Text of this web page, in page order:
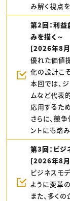
み解く視点
第2回：利
みを描く～
[2026年8
優れた価値
化の設計こ
本回では、
ムなど代表
応用するた
さらに、競
ントにも踏
第3回：ビ
[2026年8
ビジネスモ
ように変革
また、多く